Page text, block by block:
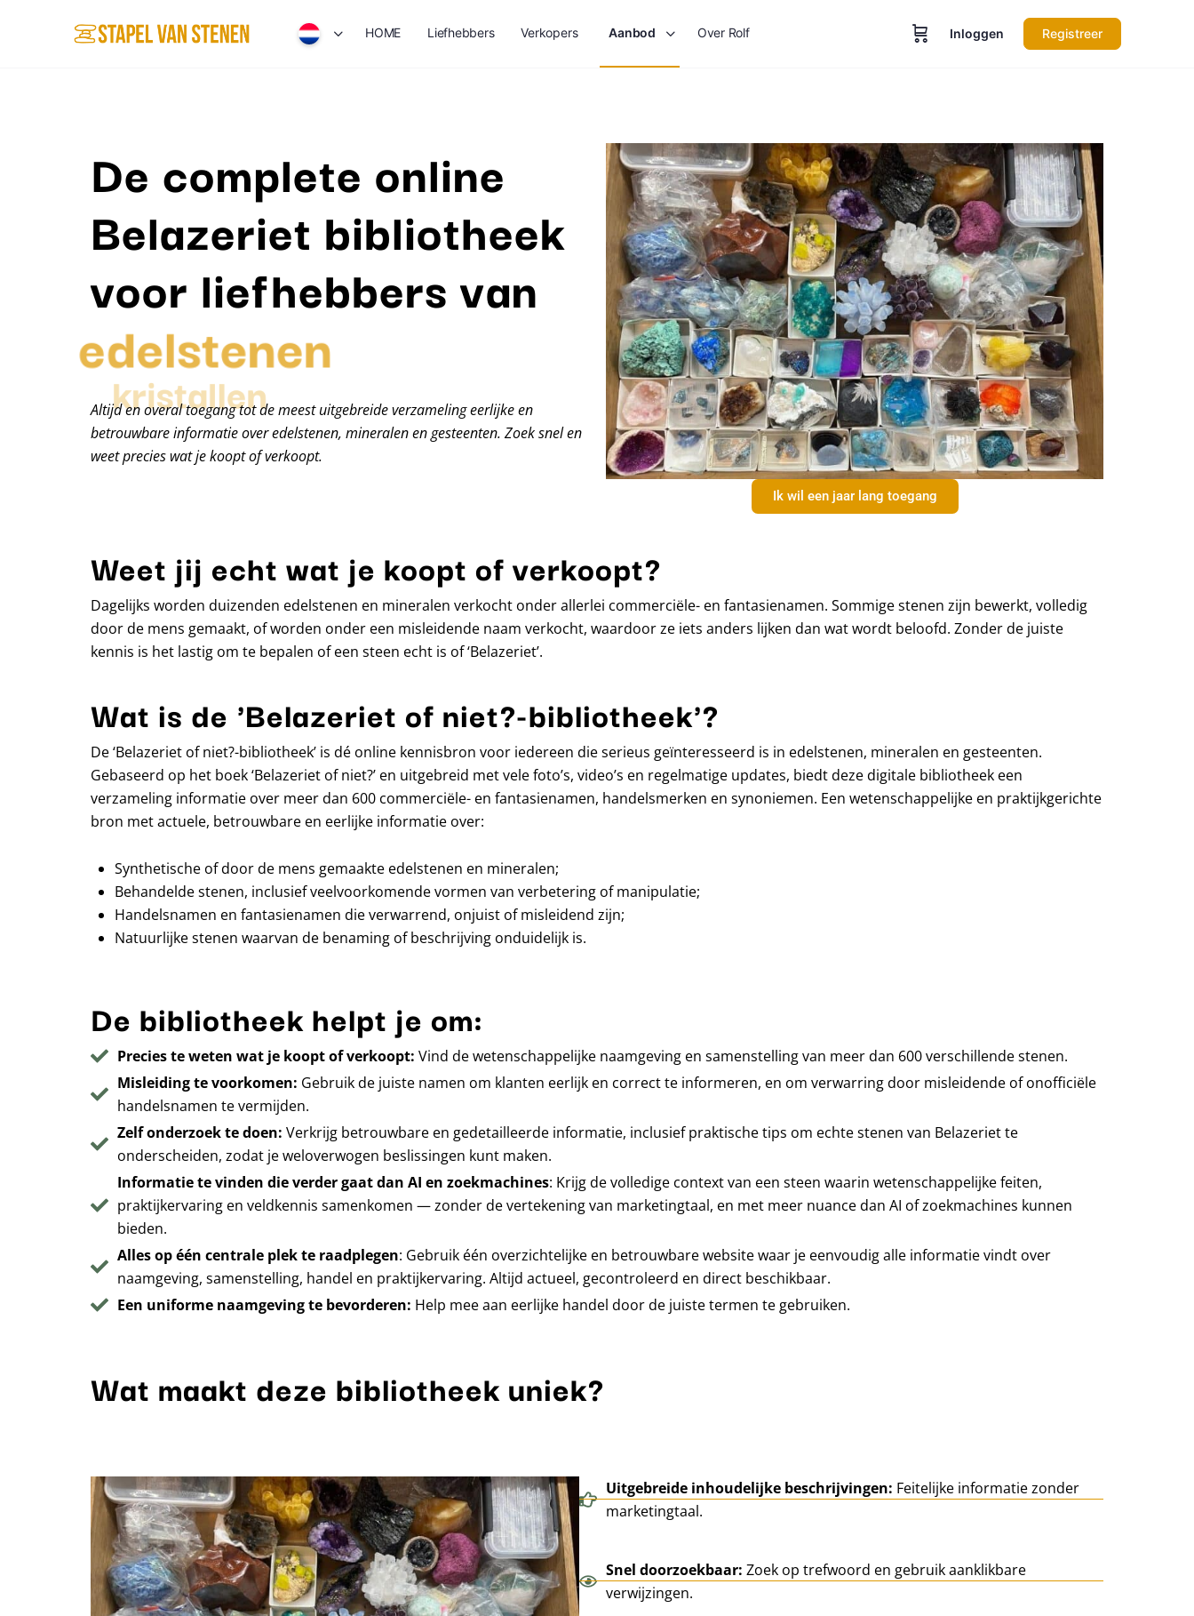
HOME Liefhebbers Verkopers Aanbod Over Rolf Inloggen Registreer
De complete online
Belazeriet bibliotheek
voor liefhebbers van
edelstenen
Altijd en overal toegang tot de meest uitgebreide verzameling eerlijke en
betrouwbare informatie over edelstenen, mineralen en gesteenten. Zoek snel en
weet precies wat je koopt of verkoopt.
Ik wil een jaar lang toegang
Weet jij echt wat je koopt of verkoopt?
Dagelijks worden duizenden edelstenen en mineralen verkocht onder allerlei commerciële- en fantasienamen. Sommige stenen zijn bewerkt, volledig
door de mens gemaakt, of worden onder een misleidende naam verkocht, waardoor ze iets anders lijken dan wat wordt beloofd. Zonder de juiste
kennis is het lastig om te bepalen of een steen echt is of ‘Belazeriet’.
Wat is de 'Belazeriet of niet?-bibliotheek'?
De ‘Belazeriet of niet?-bibliotheek’ is dé online kennisbron voor iedereen die serieus geïnteresseerd is in edelstenen, mineralen en gesteenten.
Gebaseerd op het boek ‘Belazeriet of niet?’ en uitgebreid met vele foto’s, video’s en regelmatige updates, biedt deze digitale bibliotheek een
verzameling informatie over meer dan 600 commerciële- en fantasienamen, handelsmerken en synoniemen. Een wetenschappelijke en praktijkgerichte
bron met actuele, betrouwbare en eerlijke informatie over:
Synthetische of door de mens gemaakte edelstenen en mineralen;
Behandelde stenen, inclusief veelvoorkomende vormen van verbetering of manipulatie;
Handelsnamen en fantasienamen die verwarrend, onjuist of misleidend zijn;
Natuurlijke stenen waarvan de benaming of beschrijving onduidelijk is.
De bibliotheek helpt je om:
Precies te weten wat je koopt of verkoopt: Vind de wetenschappelijke naamgeving en samenstelling van meer dan 600 verschillende stenen.
Misleiding te voorkomen: Gebruik de juiste namen om klanten eerlijk en correct te informeren, en om verwarring door misleidende of onofficiële
handelsnamen te vermijden.
Zelf onderzoek te doen: Verkrijg betrouwbare en gedetailleerde informatie, inclusief praktische tips om echte stenen van Belazeriet te
onderscheiden, zodat je weloverwogen beslissingen kunt maken.
Informatie te vinden die verder gaat dan AI en zoekmachines: Krijg de volledige context van een steen waarin wetenschappelijke feiten,
praktijkervaring en veldkennis samenkomen — zonder de vertekening van marketingtaal, en met meer nuance dan AI of zoekmachines kunnen
bieden.
Alles op één centrale plek te raadplegen: Gebruik één overzichtelijke en betrouwbare website waar je eenvoudig alle informatie vindt over
naamgeving, samenstelling, handel en praktijkervaring. Altijd actueel, gecontroleerd en direct beschikbaar.
Een uniforme naamgeving te bevorderen: Help mee aan eerlijke handel door de juiste termen te gebruiken.
Wat maakt deze bibliotheek uniek?
Uitgebreide inhoudelijke beschrijvingen: Feitelijke informatie zonder
marketingtaal.
Snel doorzoekbaar: Zoek op trefwoord en gebruik aanklikbare
verwijzingen.